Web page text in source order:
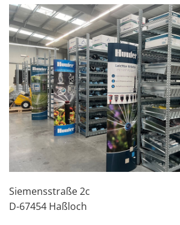
Sie­mens­stra­ße 2c
D-67454 Haß­loch